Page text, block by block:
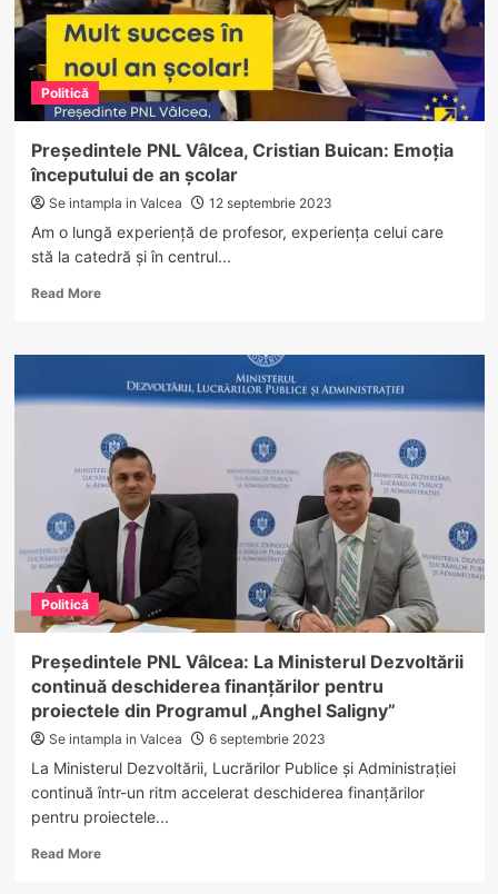
Comisia
pentru
Politică
Președintele PNL Vâlcea, Cristian Buican: Emoția
începutului de an școlar
Se intampla in Valcea 12 septembrie 2023
Am o lungă experiență de profesor, experiența celui care
stă la catedră și în centrul...
Read MoreRead
Președintele
Vâlcea,
Buican:
Emoția
începutului
de
școlar
Politică
Președintele PNL Vâlcea: La Ministerul Dezvoltării
continuă deschiderea finanțărilor pentru
proiectele din Programul „Anghel Saligny”
Se intampla in Valcea 6 septembrie 2023
La Ministerul Dezvoltării, Lucrărilor Publice și Administrației
continuă într-un ritm accelerat deschiderea finanțărilor
pentru proiectele...
Read MoreRead